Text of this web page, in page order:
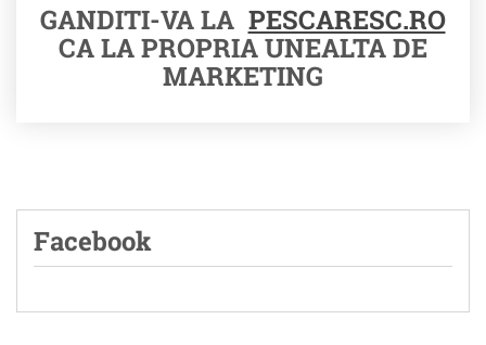
GANDITI-VA LA PESCARESC.RO
CA LA PROPRIA UNEALTA DE
MARKETING
Facebook